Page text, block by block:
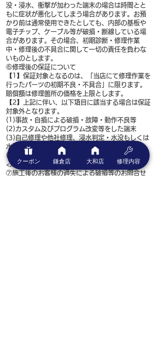
没・浸水、衝撃が加わった端末の場合は時間とと
もに症状が悪化してしまう場合があります。お預
かり前は通常使用できたとしても、内部の基板や
電子チップ、ケーブル等が破損・断線している場
合があります。その場合、初期診断・修理作業
中・修理後の不具合に関して一切の責任を負わな
いものとします。
⑥修理後の保証について
【1】保証対象となるのは、「当店にて修理作業を
行ったパーツの初期不良・不具合」に限ります。
賠償額は修理箇所の価格を上限とします。
【2】上記に伴い、以下項目に該当する場合は保証
対象外となります。
(1)事故・自損による破損・故障・動作不良等
(2)カスタム及びプログラム改変等をした端末
(3)自己修理や他社修理、浸水判定・水没もしくは
水没の可能性がある端末
(4)当店で動作確認が取れていない箇所の不具合
<ガラスコーティングについて>
⑦施工後のお客様の過失による破損等のお問合せ
クーポン 鎌倉店 大和店 修理内容